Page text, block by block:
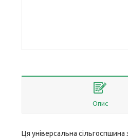
Опис
Ця універсальна сільгоспшина